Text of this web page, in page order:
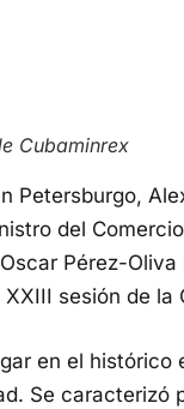
Cubaminrex
Petersburgo,
del
Pérez-
sesión de
en el histórico
Se